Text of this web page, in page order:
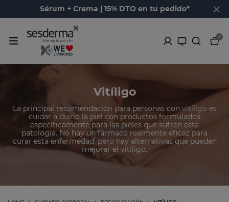
Sérum + Crema | 15% DTO en tu pedido*
0
Vitíligo
La principal recomendación para personas con vitíligo es
cuidar a diario la piel con productos formulados
específicamente para las pieles que sufren esta
patología. No hay un fármaco realmente eficaz para
curar esta enfermedad, pero hay alternativas que pueden
mejorar el vitíligo.